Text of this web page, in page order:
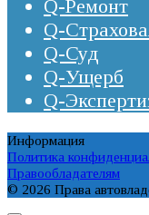
Q-Ремонт
Q-
Q-Суд
Q-Ущерб
Q-
Информация
Политика
Правообладателям
© 2026 Права